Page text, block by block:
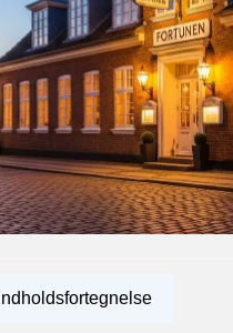
Indholdsfortegnelse